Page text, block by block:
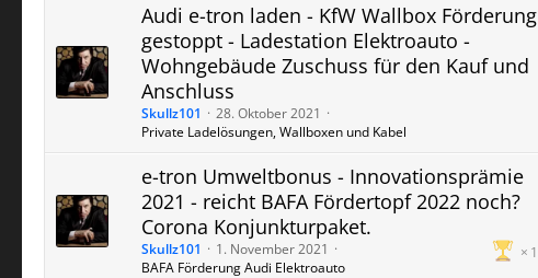
Audi e-tron laden - KfW Wallbox Förderung
gestoppt - Ladestation Elektroauto -
Wohngebäude Zuschuss für den Kauf und
Anschluss
Skullz101
28. Oktober 2021
Private Ladelösungen, Wallboxen und Kabel
e-tron Umweltbonus - Innovationsprämie
2021 - reicht BAFA Fördertopf 2022 noch?
Corona Konjunkturpaket.
1
Skullz101
1. November 2021
BAFA Förderung Audi Elektroauto